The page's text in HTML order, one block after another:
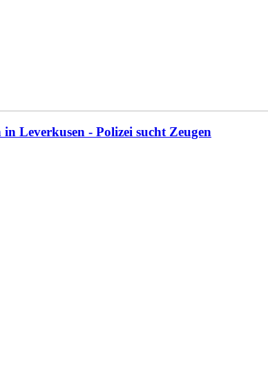
Leverkusen - Polizei sucht Zeugen